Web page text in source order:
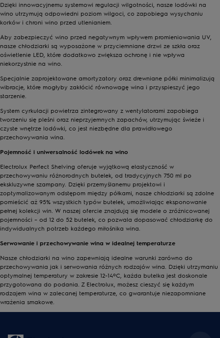
Dzięki innowacyjnemu systemowi regulacji wilgotności, nasze lodówki na
wino utrzymują odpowiedni poziom wilgoci, co zapobiega wysychaniu
korków i chroni wino przed utlenianiem.
Aby zabezpieczyć wino przed negatywnym wpływem promieniowania UV,
nasze chłodziarki są wyposażone w przyciemniane drzwi ze szkła oraz
oświetlenie LED, które dodatkowo zwiększa ochronę i nie wpływa
niekorzystnie na wino.
Specjalnie zaprojektowane amortyzatory oraz drewniane półki minimalizują
wibracje, które mogłyby zakłócić równowagę wina i przyspieszyć jego
starzenie.
System cyrkulacji powietrza zintegrowany z wentylatorami zapobiega
tworzeniu się pleśni oraz nieprzyjemnych zapachów, utrzymując świeże i
czyste wnętrze lodówki, co jest niezbędne dla prawidłowego
przechowywania wina.
Pojemność i uniwersalność lodówek na wino
Electrolux Perfect Shelving oferuje wyjątkową elastyczność w
przechowywaniu różnorodnych butelek, od tradycyjnych 750 ml po
ekskluzywne szampany. Dzięki przemyślanemu projektowi i
zoptymalizowanym odstępom między półkami, nasze chłodziarki są zdolne
pomieścić aż 95% wszystkich typów butelek, umożliwiając eksponowanie
pełnej kolekcji win. W naszej ofercie znajdują się modele o zróżnicowanej
pojemności – od 12 do 52 butelek, co pozwala dopasować chłodziarkę do
indywidualnych potrzeb każdego miłośnika wina.
Serwowanie i przechowywanie wina w idealnej temperaturze
Nasze chłodziarki na wino zapewniają idealne warunki zarówno do
przechowywania jak i serwowania różnych rodzajów wina. Dzięki utrzymaniu
optymalnej temperatury w zakresie 12-14ºC, każda butelka jest doskonale
przygotowana do podania. Z Electrolux, możesz cieszyć się każdym
rodzajem wina w zalecanej temperaturze, co gwarantuje niezapomniane
wrażenia smakowe.